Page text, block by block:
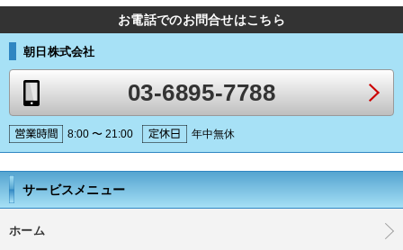
お電話でのお問合せはこちら
朝日株式会社
03-6895-7788
8:00 〜 21:00 年中無休
サービスメニュー
ホーム